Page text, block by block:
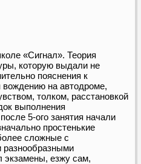
«Сигнал». Теория
которую выдали не
пояснения к
на автодроме,
толком, расстановкой
выполнения
5-ого занятия начали
простенькие
сложные с
разнообразными
экзамены, езжу сам,